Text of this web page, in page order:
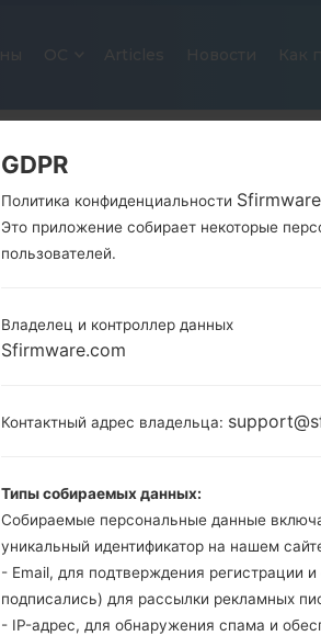
Новости Как
ОФИЦИАЛЬНАЯ
Главная → Galaxy S2 Plus
Загрузите последнее
проверить,
прошивки WTL для
версия CSC
данной прошивки
GDPR
Политика конфиденциальности
Это приложение собирает некоторые
пользователей.
Владелец и контроллер данных
Sfirmware.com
Контактный адрес владельца:
Типы собираемых данных:
Собираемые персональные данные
уникальный идентификатор на нашем
- Email, для подтверждения регистрации
подписались) для рассылки рекламных
- IP-адрес, для обнаружения спама и